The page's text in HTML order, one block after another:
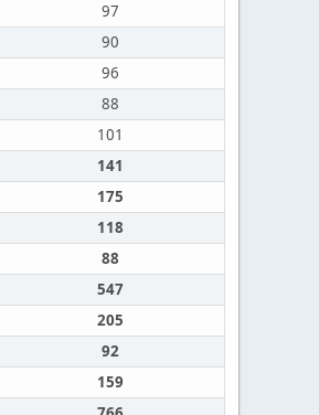
97
90
96
88
101
141
175
118
88
547
205
92
159